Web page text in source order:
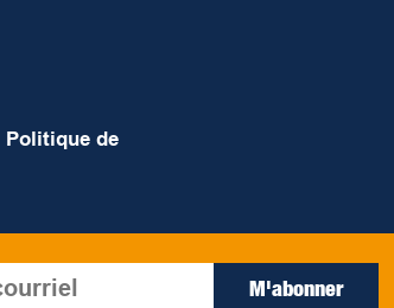
Politique de
M'abonner